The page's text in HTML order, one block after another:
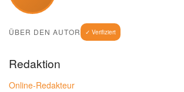
ÜBER DEN AUTOR ✓ Verifiziert
Redaktion
Online-Redakteur